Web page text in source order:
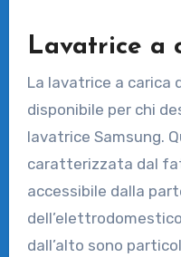
Lavatrice a
La lavatrice a carica
disponibile per chi
lavatrice Samsung.
caratterizzata dal
accessibile dalla
dall’alto sono